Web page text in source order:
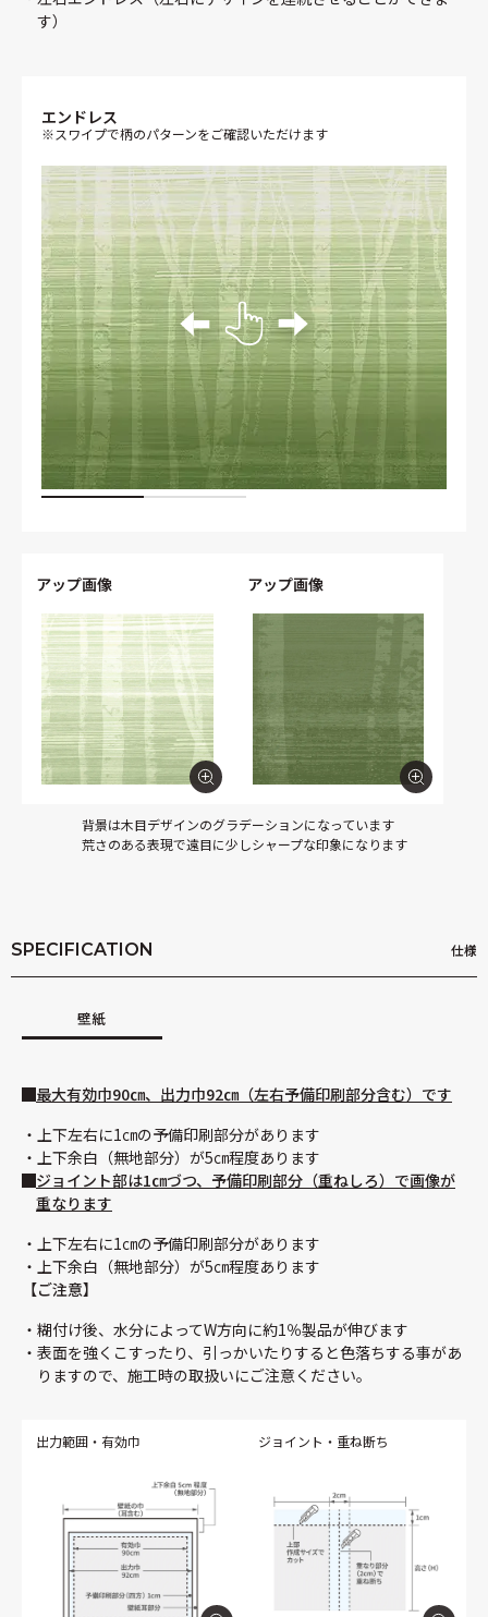
す）
エンドレス
※スワイプで柄のパターンをご確認いただけます
アップ画像 アップ画像
背景は木目デザインのグラデーションになっています
荒さのある表現で遠目に少しシャープな印象になります
SPECIFICATION 仕様
壁紙
最大有効巾90㎝、出力巾92㎝（左右予備印刷部分含む）です
上下左右に1㎝の予備印刷部分があります
上下余白（無地部分）が5㎝程度あります
ジョイント部は1㎝づつ、予備印刷部分（重ねしろ）で画像が
重なります
上下左右に1㎝の予備印刷部分があります
上下余白（無地部分）が5㎝程度あります
【ご注意】
糊付け後、水分によってW方向に約1％製品が伸びます
表面を強くこすったり、引っかいたりすると色落ちする事があ
りますので、施工時の取扱いにご注意ください。
出力範囲・有効巾 ジョイント・重ね断ち